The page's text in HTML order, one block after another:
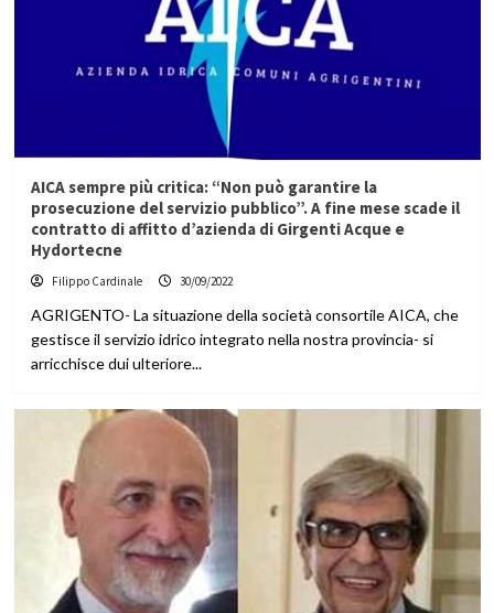
AICA sempre più critica: “Non può garantire la
prosecuzione del servizio pubblico”. A fine mese scade il
contratto di affitto d’azienda di Girgenti Acque e
Hydortecne
Filippo Cardinale 30/09/2022
AGRIGENTO- La situazione della società consortile AICA, che
gestisce il servizio idrico integrato nella nostra provincia- si
arricchisce dui ulteriore...